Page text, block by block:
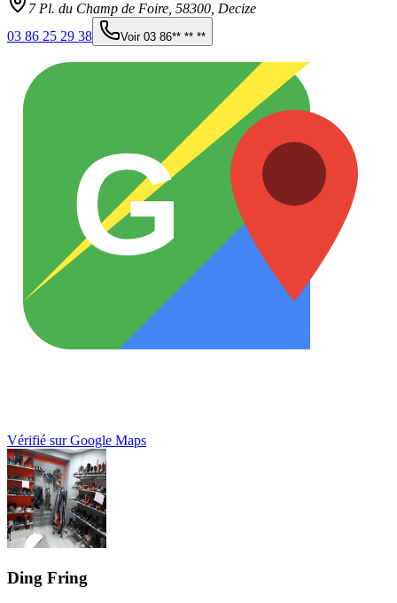
7 Pl. du Champ de Foire, 58300 Decize
03 86 25 29 38
Voir 03 86** ** **
G
Vérifié sur Google Maps
Ding Fring